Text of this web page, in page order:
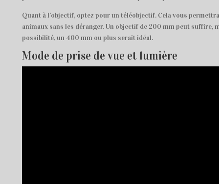
Quant à l’objectif, optez pour un téléobjectif. Cela vous
animaux sans les déranger. Un objectif de 200 mm peut suffire,
possibilité, un 400 mm ou plus serait idéal.
Mode de prise de vue et lumière